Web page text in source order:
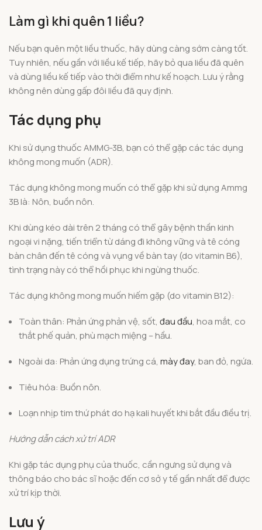
Làm gì khi quên 1 liều?
Nếu bạn quên một liều thuốc, hãy dùng càng sớm càng tốt.
Tuy nhiên, nếu gần với liều kế tiếp, hãy bỏ qua liều đã quên
và dùng liều kế tiếp vào thời điểm như kế hoạch. Lưu ý rằng
không nên dùng gấp đôi liều đã quy định.
Tác dụng phụ
Khi sử dụng thuốc AMMG-3B, bạn có thể gặp các tác dụng
không mong muốn (ADR).
Tác dụng không mong muốn có thể gặp khi sử dụng Ammg
3B là: Nôn, buồn nôn.
Khi dùng kéo dài trên 2 tháng có thể gây bệnh thần kinh
ngoại vi nặng, tiến triển từ dáng đi không vững và tê cóng
bàn chân đến tê cóng và vụng về bàn tay (do vitamin B6),
tình trạng này có thể hồi phục khi ngừng thuốc.
Tác dụng không mong muốn hiếm gặp (do vitamin B12):
Toàn thân: Phản ứng phản vệ, sốt, đau đầu, hoa mắt, co
thắt phế quản, phù mạch miệng – hầu.
Ngoài da: Phản ứng dụng trứng cá, mày đay, ban đỏ, ngứa.
Tiêu hóa: Buồn nôn.
Loạn nhịp tim thứ phát do hạ kali huyết khi bắt đầu điều trị.
Hướng dẫn cách xử trí ADR
Khi gặp tác dụng phụ của thuốc, cần ngưng sử dụng và
thông báo cho bác sĩ hoặc đến cơ sở y tế gần nhất để được
xử trí kịp thời.
Lưu ý